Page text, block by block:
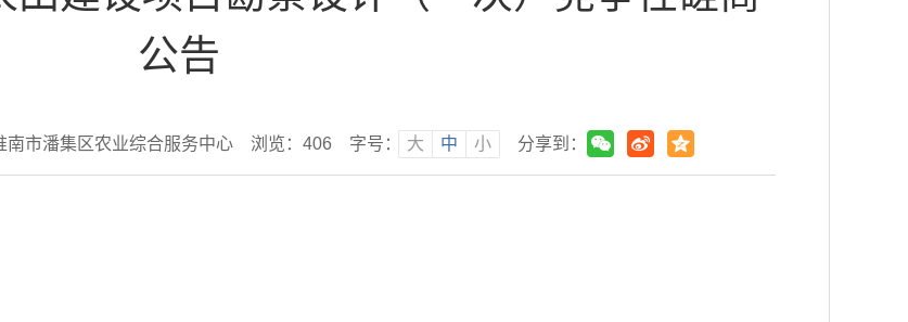
公告
南市潘集区农业综合服务中心 浏览： 406 字号： 大 中 小 分享到：